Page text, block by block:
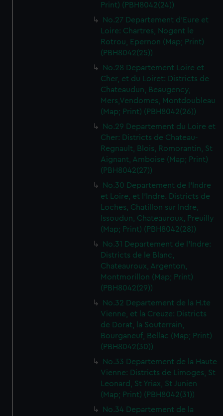
Print) (PBH8042(24))
No.27 Departement d'Eure et
Loire: Chartres, Nogent le
Rotrou, Epernon (Map; Print)
(PBH8042(25))
No.28 Departement Loire et
Cher, et du Loiret: Districts de
Chateaudun, Beaugency,
Mers,Vendomes, Montdoubleau
(Map; Print) (PBH8042(26))
No.29 Departement du Loire et
Cher: Districts de Chateau-
Regnault, Blois, Romorantin, St
Aignant, Amboise (Map; Print)
(PBH8042(27))
No.30 Departement de l'Indre
et Loire, et l'Indre. Districts de
Loches, Chatillon sur Indre,
Issoudun, Chateauroux, Preuilly
(Map; Print) (PBH8042(28))
No.31 Departement de l'Indre:
Districts de le Blanc,
Chateauroux, Argenton,
Montmorillon (Map; Print)
(PBH8042(29))
No.32 Departement de la H.te
Vienne, et la Creuze: Districts
de Dorat, la Souterrain,
Bourganeuf, Bellac (Map; Print)
(PBH8042(30))
No.33 Departement de la Haute
Vienne: Districts de Limoges, St
Leonard, St Yriax, St Junien
(Map; Print) (PBH8042(31))
No.34 Departement de la